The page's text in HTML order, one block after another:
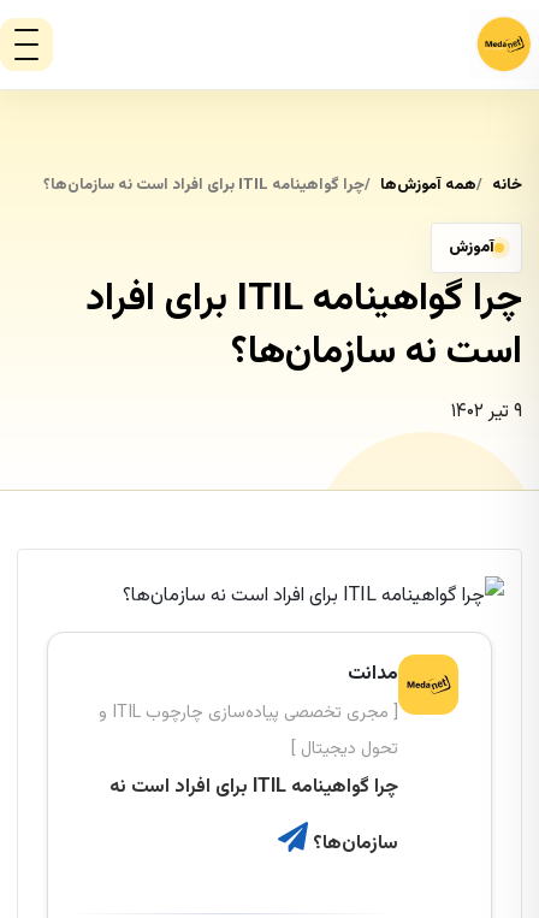
خانه همه آموزش‌ها چرا گواهینامه ITIL برای افراد است نه سازمان‌ها؟
آموزش
چرا گواهینامه ITIL برای افراد
است نه سازمان‌ها؟
۹ تیر ۱۴۰۲
مدانت
[ مجری تخصصی پیاده‌سازی چارچوب ITIL و
تحول دیجیتال ]
چرا گواهینامه ITIL برای افراد است نه
سازمان‌ها؟